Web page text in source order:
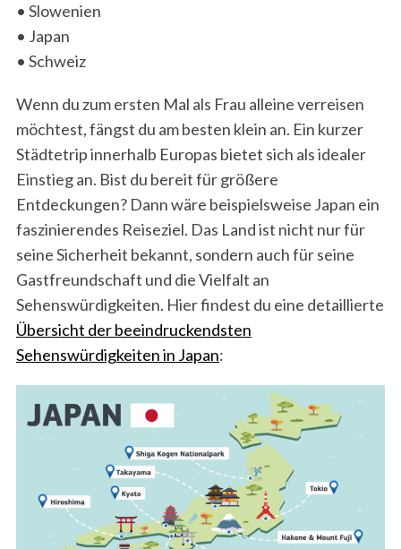
• Slowenien
• Japan
• Schweiz
Wenn du zum ersten Mal als Frau alleine verreisen
möchtest, fängst du am besten klein an. Ein kurzer
Städtetrip innerhalb Europas bietet sich als idealer
Einstieg an. Bist du bereit für größere
Entdeckungen? Dann wäre beispielsweise Japan ein
faszinierendes Reiseziel. Das Land ist nicht nur für
seine Sicherheit bekannt, sondern auch für seine
Gastfreundschaft und die Vielfalt an
Sehenswürdigkeiten. Hier findest du eine detaillierte
Übersicht der beeindruckendsten
Sehenswürdigkeiten in Japan:
S
e
a
r
h
f
o